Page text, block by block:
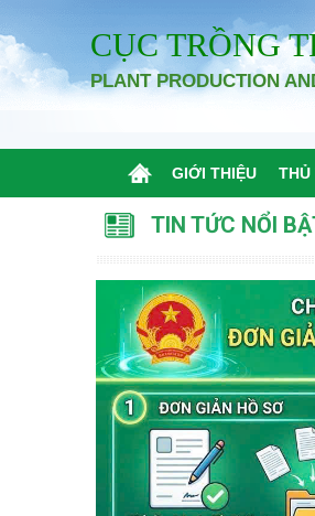
CỤC TRỒNG
PLANT PRODUCTION
GIỚI THIỆU THỦ
TIN TỨC NỔI